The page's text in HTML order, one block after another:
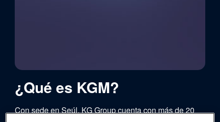
¿Qué es KGM?
Con sede en Seúl, KG Group cuenta con más de 20